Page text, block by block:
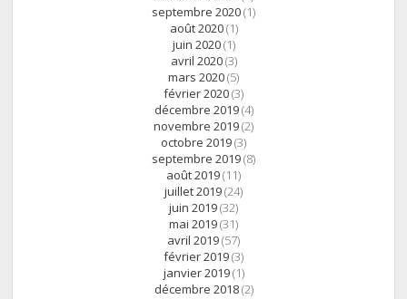
septembre 2020(1)
août 2020(1)
juin 2020(1)
avril 2020(3)
mars 2020(5)
février 2020(3)
décembre 2019(4)
novembre 2019(2)
octobre 2019(3)
septembre 2019(8)
août 2019(11)
juillet 2019(24)
juin 2019(32)
mai 2019(31)
avril 2019(57)
février 2019(3)
janvier 2019(1)
décembre 2018(2)